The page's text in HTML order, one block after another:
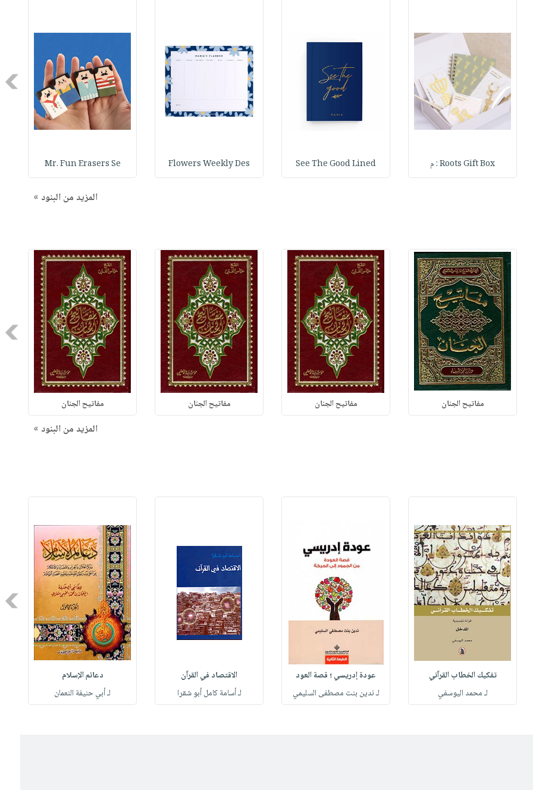
Roots Gift Box : م See The Good Lined
Flowers Weekly Des
Mr. Fun Erasers Se
المزيد من البنود »
مفاتيح الجنان مفاتيح الجنان مفاتيح الجنان مفاتيح الجنان
المزيد من البنود »
تفكيك الخطاب القرآني
لـ محمد اليوسفي
عودة إدريسي ؛ قصة العود
لـ ندين بنت مصطفى السليمي
الاقتصاد في القرآن
لـ أسامة كامل أبو شقرا
دعائم الإسلام
لـ أبي حنيفة النعمان